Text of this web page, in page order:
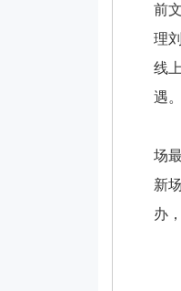
前
理
线
遇
场
新
办